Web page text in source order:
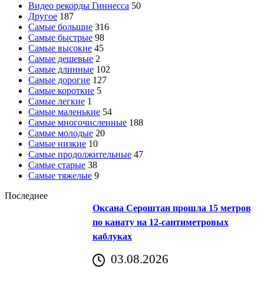
Видео рекорды Гиннесса 50
Другое 187
Самые большие 316
Самые быстрые 98
Самые высокие 45
Самые дешевые 2
Самые длинные 102
Самые дорогие 127
Самые короткие 5
Самые легкие 1
Самые маленькие 54
Самые многочисленные 188
Самые молодые 20
Самые низкие 10
Самые продолжительные 47
Самые старые 38
Самые тяжелые 9
Последнее
Оксана Сероштан прошла 15 метров
по канату на 12-сантиметровых
каблуках
03.08.2026